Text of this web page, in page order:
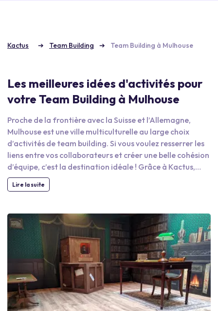
Kactus Team Building Team Building à Mulhouse
Les meilleures idées d'activités pour
votre Team Building à Mulhouse
Proche de la frontière avec la Suisse et l’Allemagne,
Mulhouse est une ville multiculturelle au large choix
d’activités de team building. Si vous voulez resserrer les
liens entre vos collaborateurs et créer une belle cohésion
d’équipe, c’est la destination idéale ! Grâce à Kactus,
dénichez les lieux et les prestataires les plus adaptés à
vos objectifs. Si vous voulez partager un moment
spécialités alsaciennes, en organisant un challenge entre
équipes. Vous pouvez aussi découvrir Mulhouse à travers
un jeu de piste pour découvrir l’architecture typique de la
région. Si vous souhaitez que vos collaborateurs
apprennent à travailler ensemble, optez pour la création
d’une œuvre collective ou d’un projet solidaire !
Lire la suite